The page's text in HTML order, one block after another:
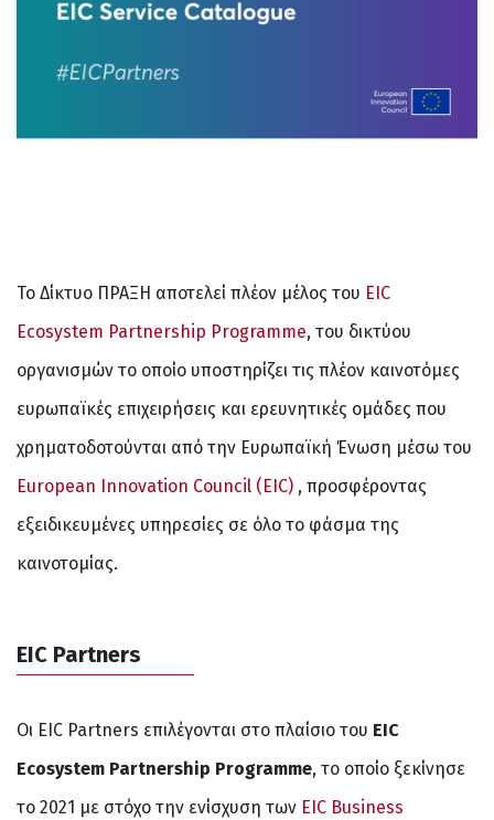
Το Δίκτυο ΠΡΑΞΗ αποτελεί πλέον μέλος του EIC
Ecosystem Partnership Programme, του δικτύου
οργανισμών το οποίο υποστηρίζει τις πλέον καινοτόμες
ευρωπαϊκές επιχειρήσεις και ερευνητικές ομάδες που
χρηματοδοτούνται από την Ευρωπαϊκή Ένωση μέσω του
European Innovation Council (EIC) , προσφέροντας
εξειδικευμένες υπηρεσίες σε όλο το φάσμα της
καινοτομίας.
EIC Partners
Οι EIC Partners επιλέγονται στο πλαίσιο του EIC
Ecosystem Partnership Programme, το οποίο ξεκίνησε
το 2021 με στόχο την ενίσχυση των EIC Business